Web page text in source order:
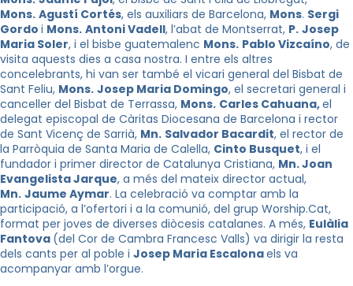
Mons. Agustí Cortés, els auxiliars de Barcelona, Mons. Sergi
Gordo i Mons. Antoni Vadell, l’abat de Montserrat, P. Josep
Maria Soler, i el bisbe guatemalenc Mons. Pablo Vizcaíno, de
visita aquests dies a casa nostra. I entre els altres
concelebrants, hi van ser també el vicari general del Bisbat de
Sant Feliu, Mons. Josep Maria Domingo, el secretari general i
canceller del Bisbat de Terrassa, Mons. Carles Cahuana,el
delegat episcopal de Càritas Diocesana de Barcelona i rector
de Sant Vicenç de Sarrià, Mn. Salvador Bacardit, el rector de
la Parròquia de Santa Maria de Calella, Cinto Busquet, i el
fundador i primer director de Catalunya Cristiana, Mn.Joan
Evangelista Jarque, a més del mateix director actual,
Mn. Jaume Aymar. La celebració va comptar amb la
participació, a l’ofertori i a la comunió, del grup Worship.Cat,
format per joves de diverses diòcesis catalanes. A més, Eulàlia
Fantova (del Cor de Cambra Francesc Valls) va dirigir la resta
dels cants per al poble i Josep Maria Escalonaels va
acompanyar amb l’orgue.